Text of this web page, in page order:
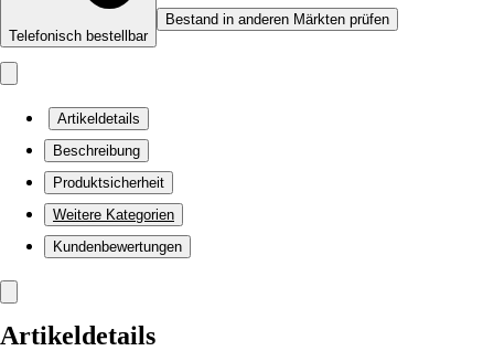
Telefonisch bestellbar
Bestand in anderen Märkten prüfen
Artikeldetails
Beschreibung
Produktsicherheit
Weitere Kategorien
Kundenbewertungen
Artikeldetails